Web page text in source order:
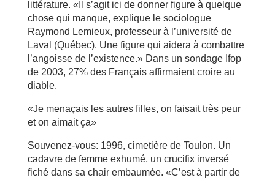
littérature. «Il s’agit ici de donner figure à quelque
chose qui manque, explique le sociologue
Raymond Lemieux, professeur à l’université de
Laval (Québec). Une figure qui aidera à combattre
l’angoisse de l’existence.» Dans un sondage Ifop
de 2003, 27% des Français affirmaient croire au
diable.
«Je menaçais les autres filles, on faisait très peur
et on aimait ça»
Souvenez-vous: 1996, cimetière de Toulon. Un
cadavre de femme exhumé, un crucifix inversé
fiché dans sa chair embaumée. «C’est à partir de